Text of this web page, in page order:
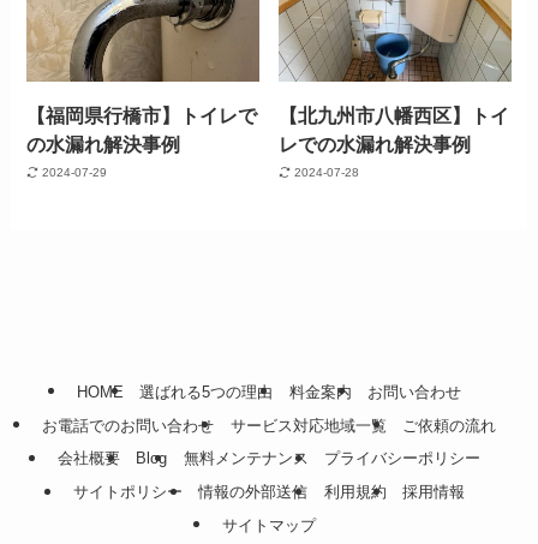
【福岡県行橋市】トイレで
の水漏れ解決事例
2024-07-29
【北九州市八幡西区】トイ
レでの水漏れ解決事例
2024-07-28
HOME 選ばれる5つの理由 料金案内
お問い合わせ
お電話でのお問い合わせ
サービス対応地域一覧
ご依頼の流れ
会社概要
Blog 無料メンテナンス
プライバシーポリシー
サイトポリシー
情報の外部送信 利用規約
採用情報
サイトマップ